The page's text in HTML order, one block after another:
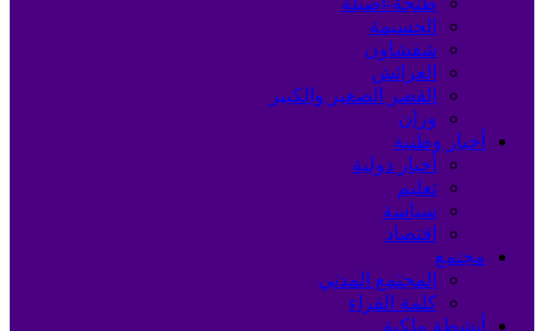
الحسيمة
شفشاون
العرائش
القصر الصغير والكبير
وزان
أخبار وطنية
أخبار دولية
تعليم
سياسة
اقتصاد
مجتمع
المجتمع المدني
كلمة القراء
أنشطة ملكية